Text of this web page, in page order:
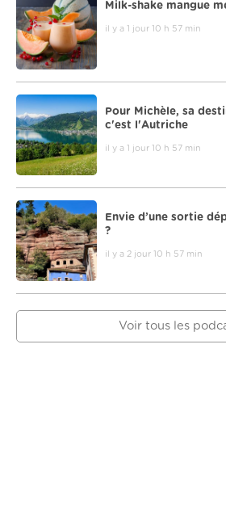
Milk-shake mangue
il y a 1 jour 10 h 57 min
Pour Michèle, sa
c'est l'Autriche
il y a 1 jour 10 h 57 min
Envie d’une sortie
?
il y a 2 jour 10 h 57 min
Voir tous les